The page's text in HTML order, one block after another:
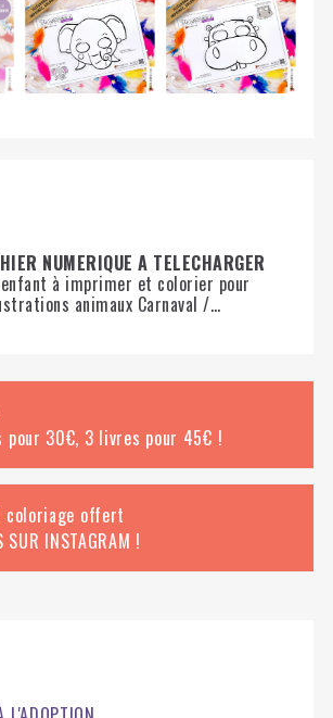
NUMERIQUE A TELECHARGER
à imprimer et colorier pour
animaux Carnaval /
pour 30€, 3 livres pour 45€ !
coloriage offert
SUR INSTAGRAM !